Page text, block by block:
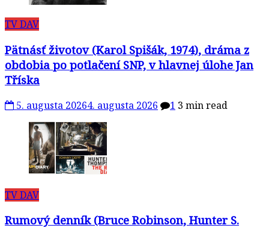
TV DAV
Pätnásť životov (Karol Spišák, 1974), dráma z
obdobia po potlačení SNP, v hlavnej úlohe Jan
Tříska
5. augusta 20264. augusta 2026 1 3 min read
TV DAV
Rumový denník (Bruce Robinson, Hunter S.